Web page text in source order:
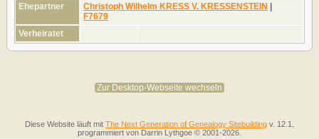
Ehepartner
Christoph Wilhelm KRESS V. KRESSENSTEIN |
F7679
Verheiratet
Zur Desktop-Webseite wechseln
Diese Website läuft mit The Next Generation of Genealogy Sitebuilding v. 12.1,
programmiert von Darrin Lythgoe © 2001-2026.